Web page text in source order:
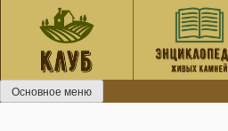
содержанию
Основное меню